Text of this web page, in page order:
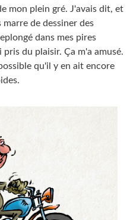
mon plein gré. J'avais dit, et
de dessiner des
dans mes pires
du plaisir. Ça m'a amusé.
qu'il y en ait encore